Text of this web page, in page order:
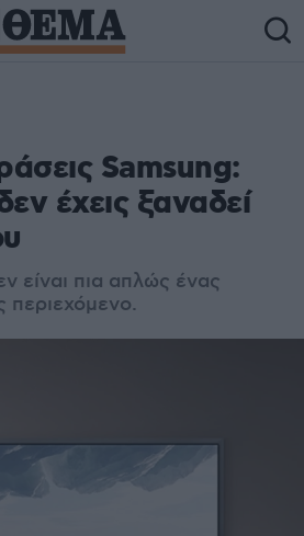
Samsung:
έχεις ξαναδεί
είναι πια απλώς ένας
περιεχόμενο.